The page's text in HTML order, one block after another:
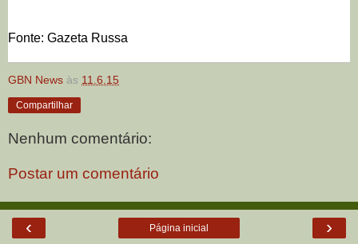
Fonte: Gazeta Russa
GBN News às 11.6.15
Compartilhar
Nenhum comentário:
Postar um comentário
‹ ›
Página inicial